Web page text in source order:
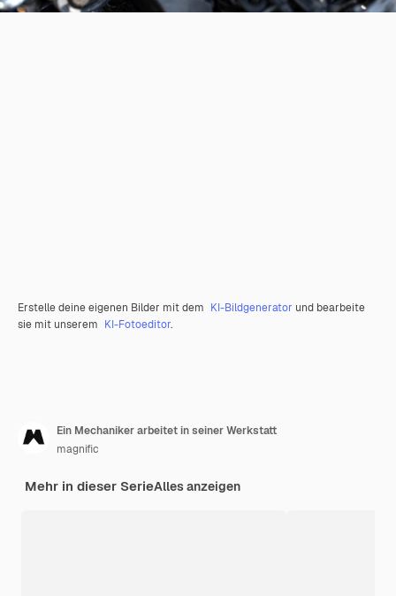
Erstelle deine eigenen Bilder mit dem KI-Bildgenerator und bearbeite
sie mit unserem KI-Fotoeditor.
Ein Mechaniker arbeitet in seiner Werkstatt
magnific
Mehr in dieser SerieAlles anzeigen